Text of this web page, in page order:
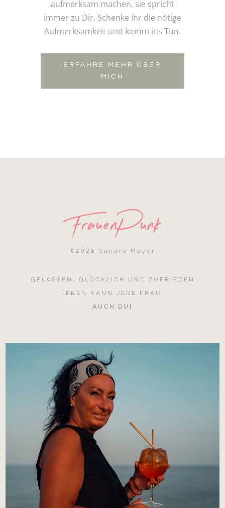
aufmerksam machen, sie spricht
immer zu Dir. Schenke ihr die nötige
Aufmerksamkeit und komm ins Tun.
ERFAHRE MEHR ÜBER
MICH
© 2026 Sandra Mayer
GELASSEN, GLÜCKLICH UND ZUFRIEDEN
LEBEN KANN JEDE FRAU.
AUCH DU!